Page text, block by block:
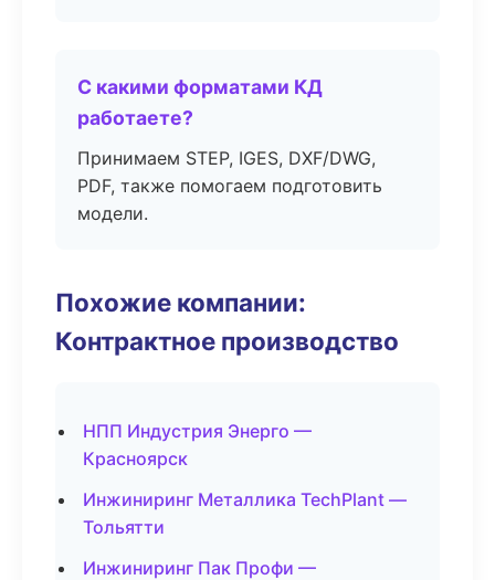
С какими форматами КД
работаете?
Принимаем STEP, IGES, DXF/DWG,
PDF, также помогаем подготовить
модели.
Похожие компании:
Контрактное производство
НПП Индустрия Энерго —
Красноярск
Инжиниринг Металлика TechPlant —
Тольятти
Инжиниринг Пак Профи —